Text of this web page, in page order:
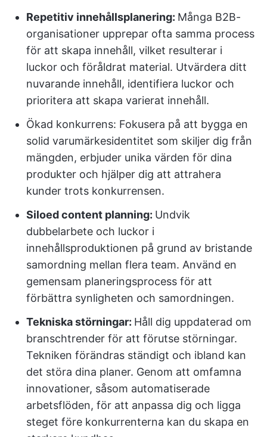
Repetitiv innehållsplanering: Många B2B-
organisationer upprepar ofta samma process
för att skapa innehåll, vilket resulterar i
luckor och föråldrat material. Utvärdera ditt
nuvarande innehåll, identifiera luckor och
prioritera att skapa varierat innehåll.
Ökad konkurrens: Fokusera på att bygga en
solid varumärkesidentitet som skiljer dig från
mängden, erbjuder unika värden för dina
produkter och hjälper dig att attrahera
kunder trots konkurrensen.
Siloed content planning: Undvik
dubbelarbete och luckor i
innehållsproduktionen på grund av bristande
samordning mellan flera team. Använd en
gemensam planeringsprocess för att
förbättra synligheten och samordningen.
Tekniska störningar: Håll dig uppdaterad om
branschtrender för att förutse störningar.
Tekniken förändras ständigt och ibland kan
det störa dina planer. Genom att omfamna
innovationer, såsom automatiserade
arbetsflöden, för att anpassa dig och ligga
steget före konkurrenterna kan du skapa en